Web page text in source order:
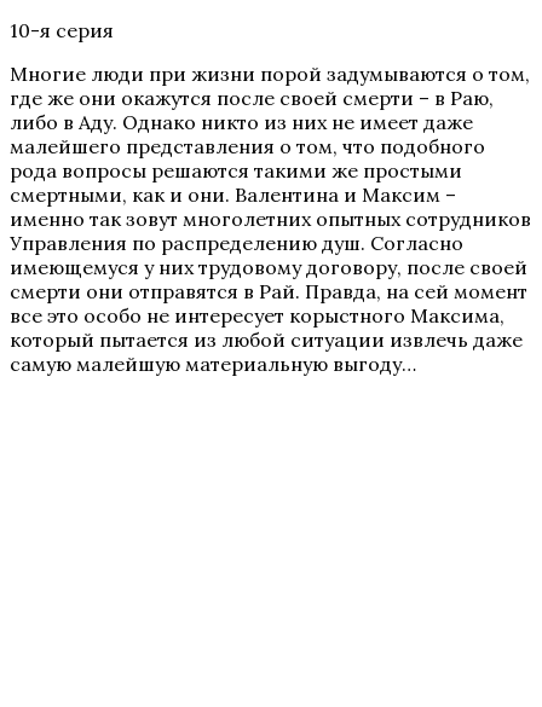
10-я серия
Многие люди при жизни порой задумываются о том,
где же они окажутся после своей смерти – в Раю,
либо в Аду. Однако никто из них не имеет даже
малейшего представления о том, что подобного
рода вопросы решаются такими же простыми
смертными, как и они. Валентина и Максим –
именно так зовут многолетних опытных сотрудников
Управления по распределению душ. Согласно
имеющемуся у них трудовому договору, после своей
смерти они отправятся в Рай. Правда, на сей момент
все это особо не интересует корыстного Максима,
который пытается из любой ситуации извлечь даже
самую малейшую материальную выгоду…